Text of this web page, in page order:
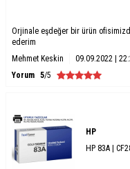
Orjinale eşdeğer bir ürün
ederim
Mehmet Keskin
09.09.2022 |
Yorum 5/5
HP
HP 83A |